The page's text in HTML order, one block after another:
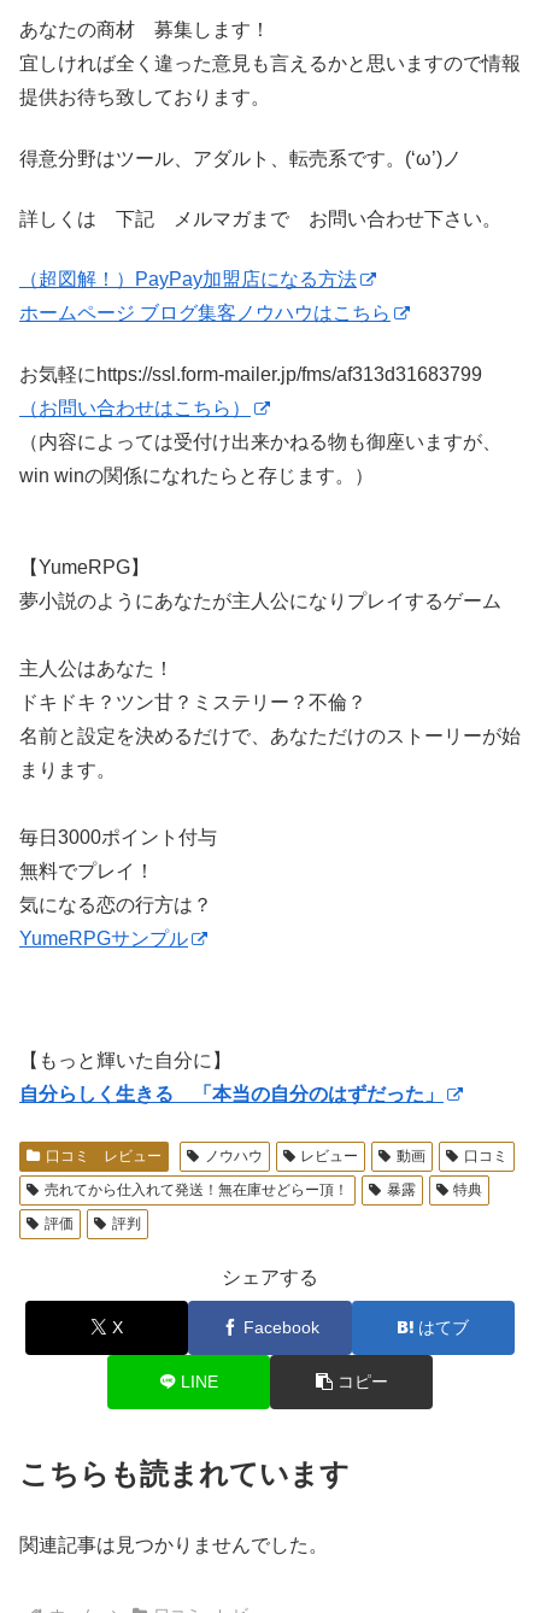
あなたの商材 募集します！
宜しければ全く違った意見も言えるかと思いますので情報
提供お待ち致しております。
得意分野はツール、アダルト、転売系です。(‘ω’)ノ
詳しくは 下記 メルマガまで お問い合わせ下さい。
（超図解！）PayPay加盟店になる方法
ホームページ ブログ集客ノウハウはこちら
お気軽にhttps://ssl.form-mailer.jp/fms/af313d31683799
（お問い合わせはこちら）
（内容によっては受付け出来かねる物も御座いますが、
win winの関係になれたらと存じます。）
【YumeRPG】
夢小説のようにあなたが主人公になりプレイするゲーム
主人公はあなた！
ドキドキ？ツン甘？ミステリー？不倫？
名前と設定を決めるだけで、あなただけのストーリーが始
まります。
毎日3000ポイント付与
無料でプレイ！
気になる恋の行方は？
YumeRPGサンプル
【もっと輝いた自分に】
自分らしく生きる 「本当の自分のはずだった」
口コミ レビュー ノウハウ レビュー 動画
口コミ
売れてから仕入れて発送！無在庫せどらー頂！
暴露
特典
評価
評判
シェアする
X Facebook はてブ
LINE コピー
こちらも読まれています
関連記事は見つかりませんでした。